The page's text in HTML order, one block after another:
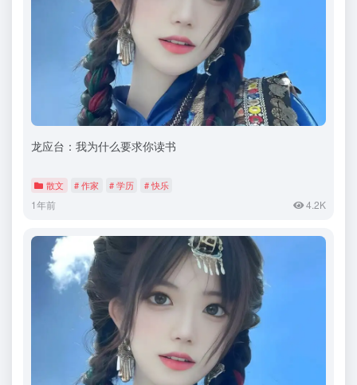
龙应台：我为什么要求你读书
散文 # 作家 # 学历 # 快乐
1年前 4.2K